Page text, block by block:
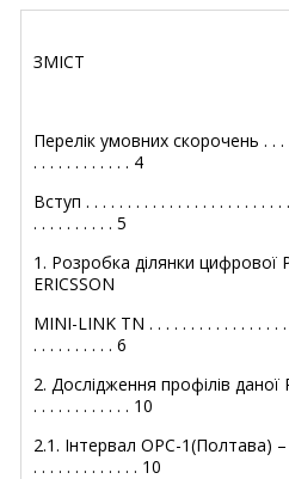
ЗМІСТ
Перелік умовних скорочень . . .
. . . . . . . . . . . . 4
Вступ . . . . . . . . . . . . . . . . . . . . . . . .
. . . . . . . . . . 5
1. Розробка ділянки цифрової
ERICSSON
MINI-LINK TN . . . . . . . . . . . . . . . . .
. . . . . . . . . . 6
2. Дослідження профілів даної
. . . . . . . . . . . . 10
2.1. Інтервал ОРС-1(Полтава) –
. . . . . . . . . . . . . 10